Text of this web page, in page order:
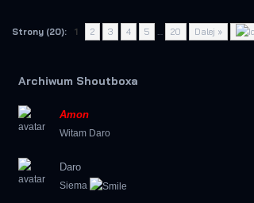
Strony (20): 1 2 3 4 5 … 20 Dalej »
Archiwum Shoutboxa
Amon
Witam Daro
Daro
Siema